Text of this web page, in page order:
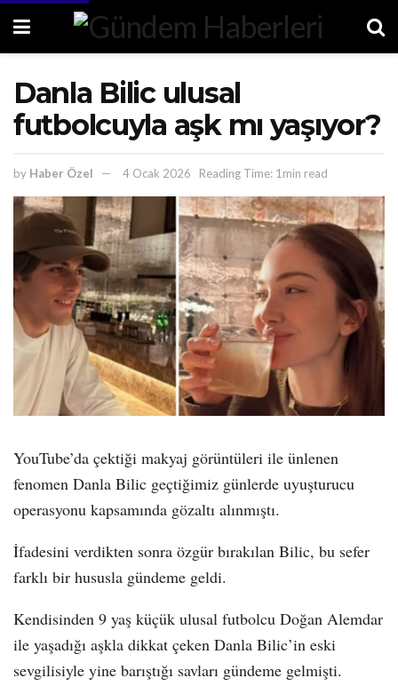
Danla Bilic ulusal
futbolcuyla aşk mı yaşıyor?
by Haber Özel 4 Ocak 2026 Reading Time: 1min read
YouTube’da çektiği makyaj görüntüleri ile ünlenen
fenomen Danla Bilic geçtiğimiz günlerde uyuşturucu
operasyonu kapsamında gözaltı alınmıştı.
İfadesini verdikten sonra özgür bırakılan Bilic, bu sefer
farklı bir hususla gündeme geldi.
Kendisinden 9 yaş küçük ulusal futbolcu Doğan Alemdar
ile yaşadığı aşkla dikkat çeken Danla Bilic’in eski
sevgilisiyle yine barıştığı savları gündeme gelmişti.